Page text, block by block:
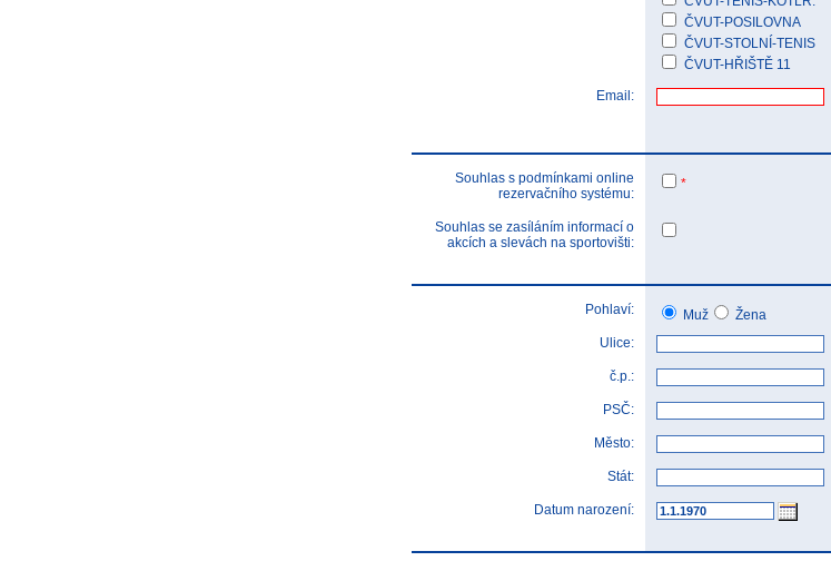
ČVUT-POSILOVNA
ČVUT-STOLNÍ-TENIS
ČVUT-HŘIŠTĚ 11
Email:
Souhlas s podmínkami online
rezervačního systému:
*
Souhlas se zasíláním informací o
akcích a slevách na sportovišti:
Pohlaví: Muž
Žena
Ulice:
č.p.:
PSČ:
Město:
Stát:
Datum narození: